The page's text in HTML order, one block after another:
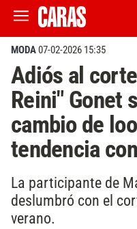
MODA07-02-2026 15:35
Adiós al
Reini" Gonet
cambio de
tendencia
La participante de
deslumbró con el
verano.